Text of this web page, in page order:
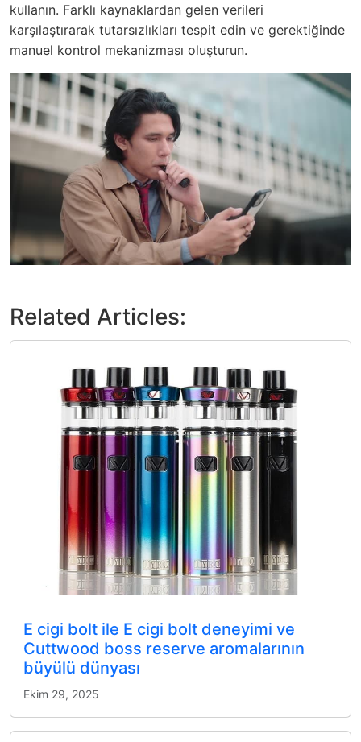
kullanın. Farklı kaynaklardan gelen verileri
karşılaştırarak tutarsızlıkları tespit edin ve gerektiğinde
manuel kontrol mekanizması oluşturun.
Related Articles:
E cigi bolt ile E cigi bolt deneyimi ve
Cuttwood boss reserve aromalarının
büyülü dünyası
Ekim 29, 2025